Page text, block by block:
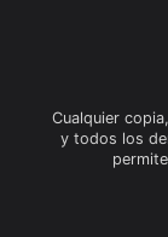
Cualquier
y todos los